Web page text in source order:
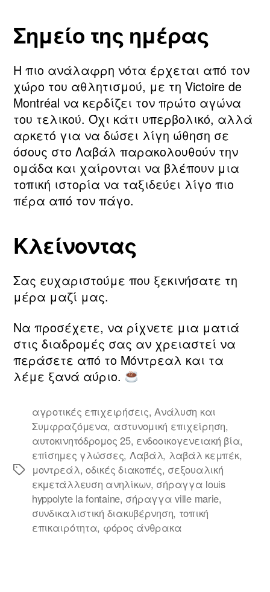
Σημείο της ημέρας
Η πιο ανάλαφρη νότα έρχεται από τον
χώρο του αθλητισμού, με τη Victoire de
Montréal να κερδίζει τον πρώτο αγώνα
του τελικού. Όχι κάτι υπερβολικό, αλλά
αρκετό για να δώσει λίγη ώθηση σε
όσους στο Λαβάλ παρακολουθούν την
ομάδα και χαίρονται να βλέπουν μια
τοπική ιστορία να ταξιδεύει λίγο πιο
πέρα από τον πάγο.
Κλείνοντας
Σας ευχαριστούμε που ξεκινήσατε τη
μέρα μαζί μας.
Να προσέχετε, να ρίχνετε μια ματιά
στις διαδρομές σας αν χρειαστεί να
περάσετε από το Μόντρεαλ και τα
λέμε ξανά αύριο.
Ετικέτες
αγροτικές επιχειρήσεις,Ανάλυση και
Συμφραζόμενα, αστυνομική επιχείρηση,
αυτοκινητόδρομος 25, ενδοοικογενειακή βία,
επίσημες γλώσσες, Λαβάλ, λαβάλ κεμπέκ,
μοντρεάλ,οδικές διακοπές, σεξουαλική
εκμετάλλευση ανηλίκων, σήραγγα louis
hyppolyte la fontaine, σήραγγα ville marie,
συνδικαλιστική διακυβέρνηση, τοπική
επικαιρότητα, φόρος άνθρακα